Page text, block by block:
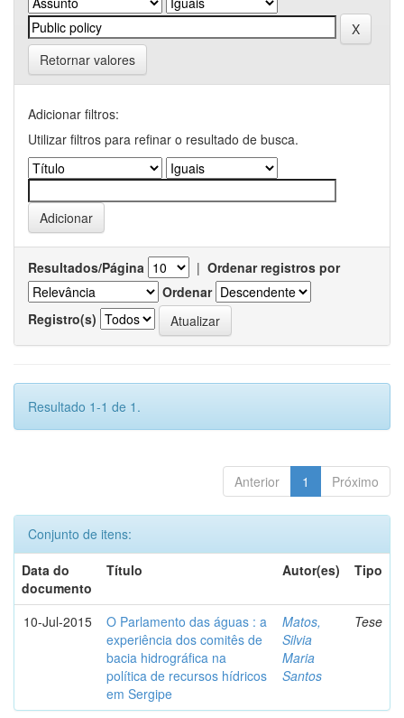
Retornar valores
Adicionar filtros:
Utilizar filtros para refinar o resultado de busca.
Resultados/Página | Ordenar registros por
Ordenar
Registro(s)
Resultado 1-1 de 1.
Anterior 1 Próximo
Conjunto de itens:
Data do
documento
Título Autor(es) Tipo
10-Jul-2015
O Parlamento das águas : a
experiência dos comitês de
bacia hidrográfica na
política de recursos hídricos
em Sergipe
Matos,
Silvia
Maria
Santos
Tese